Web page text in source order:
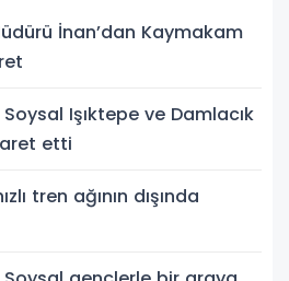
İnan’dan Kaymakam
Işıktepe ve Damlacık
etti
tren ağının dışında